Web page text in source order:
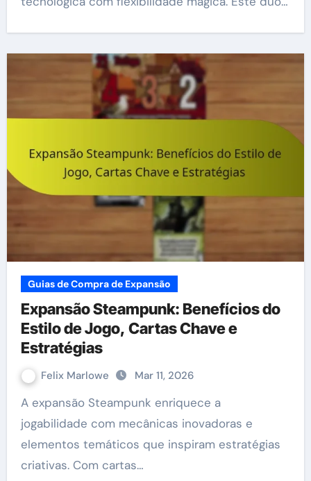
Guias de Compra de Expansão
Expansão Steampunk: Benefícios do
Estilo de Jogo, Cartas Chave e
Estratégias
Felix Marlowe Mar 11, 2026
A expansão Steampunk enriquece a
jogabilidade com mecânicas inovadoras e
elementos temáticos que inspiram estratégias
criativas. Com cartas…